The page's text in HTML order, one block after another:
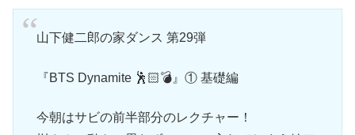
山下健二郎の家ダンス 第29弾
『BTS Dynamite 🕺🏻💣』① 基礎編
今朝はサビの前半部分のレクチャー！